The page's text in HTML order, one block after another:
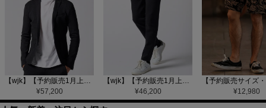
【wjk】【予約販売1月上旬～中旬入荷】function knit jacket(jacquard check) ニットジャケット(207 mw08j)
¥57,200
【wjk】【予約販売1月上旬～中旬入荷】function knit easy slacks(jacquard check) ニットイージーパンツ(504 mw08j)
¥46,200 ¥12,980